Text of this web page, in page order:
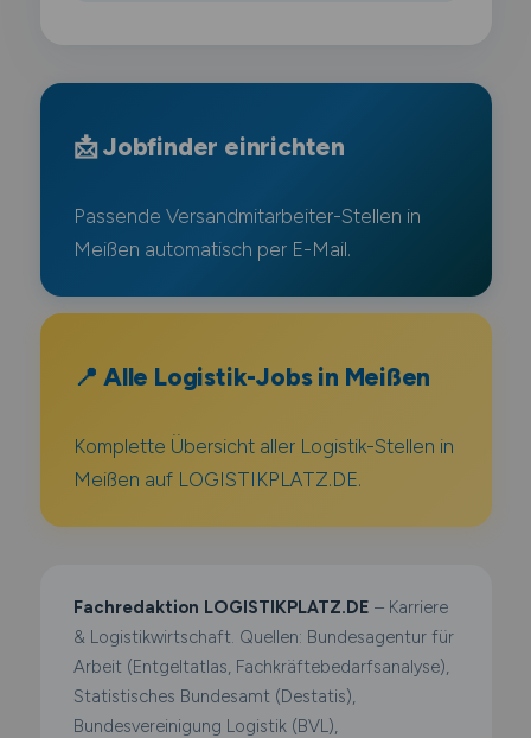
📩 Jobfinder einrichten
Passende Versandmitarbeiter-Stellen in
Meißen automatisch per E-Mail.
📍 Alle Logistik-Jobs in Meißen
Komplette Übersicht aller Logistik-Stellen in
Meißen auf LOGISTIKPLATZ.DE.
Fachredaktion LOGISTIKPLATZ.DE – Karriere
& Logistikwirtschaft. Quellen: Bundesagentur für
Arbeit (Entgeltatlas, Fachkräftebedarfsanalyse),
Statistisches Bundesamt (Destatis),
Bundesvereinigung Logistik (BVL),